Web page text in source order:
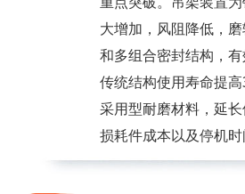
大增加，风阻降低，
和多组合密封结构，
传统结构使用寿命提
采用型耐磨材料，延
损耗件成本以及停机时